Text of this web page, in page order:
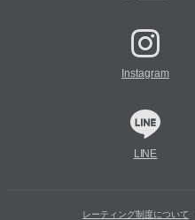
Instagram
LINE
レーティング制度について